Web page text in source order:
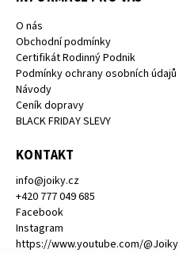
O nás
Obchodní podmínky
Certifikát Rodinný Podnik
Podmínky ochrany osobních údajů
Návody
Ceník dopravy
BLACK FRIDAY SLEVY
KONTAKT
info@joiky.cz
+420 777 049 685
Facebook
Instagram
https://www.youtube.com/@Joiky